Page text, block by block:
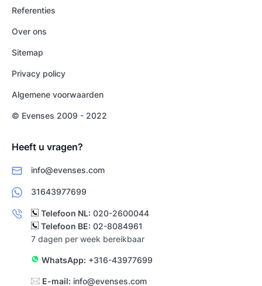
Referenties
Over ons
Sitemap
Privacy policy
Algemene voorwaarden
© Evenses 2009 - 2022
Heeft u vragen?
info@evenses.com
31643977699
Telefoon NL: 020-2600044
Telefoon BE: 02-8084961
7 dagen per week bereikbaar
WhatsApp: +316-43977699
E-mail: info@evenses.com